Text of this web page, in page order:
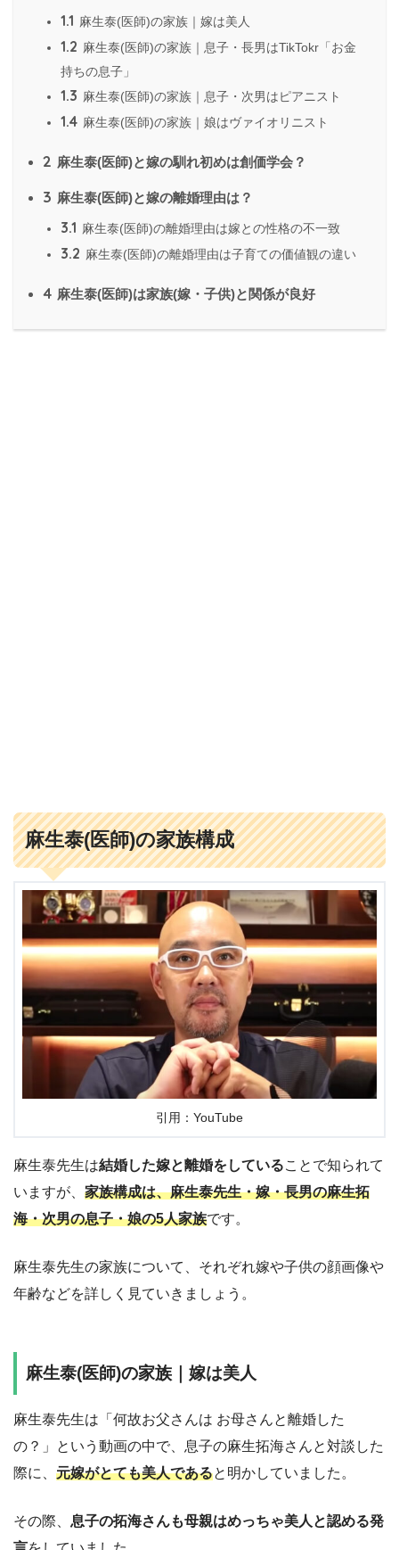
1.1 麻生泰(医師)の家族｜嫁は美人
1.2 麻生泰(医師)の家族｜息子・長男はTikTokr「お金
持ちの息子」
1.3 麻生泰(医師)の家族｜息子・次男はピアニスト
1.4 麻生泰(医師)の家族｜娘はヴァイオリニスト
2 麻生泰(医師)と嫁の馴れ初めは創価学会？
3 麻生泰(医師)と嫁の離婚理由は？
3.1 麻生泰(医師)の離婚理由は嫁との性格の不一致
3.2 麻生泰(医師)の離婚理由は子育ての価値観の違い
4 麻生泰(医師)は家族(嫁・子供)と関係が良好
麻生泰(医師)の家族構成
引用：YouTube
麻生泰先生は結婚した嫁と離婚をしていることで知られて
いますが、 家族構成は、麻生泰先生・嫁・長男の麻生拓
海・次男の息子・娘の5人家族です。
麻生泰先生の家族について、それぞれ嫁や子供の顔画像や
年齢などを詳しく見ていきましょう。
麻生泰(医師)の家族｜嫁は美人
麻生泰先生は「何故お父さんは お母さんと離婚した
の？」という動画の中で、息子の麻生拓海さんと対談した
際に、 元嫁がとても美人であると明かしていました。
その際、 息子の拓海さんも母親はめっちゃ美人と認める発